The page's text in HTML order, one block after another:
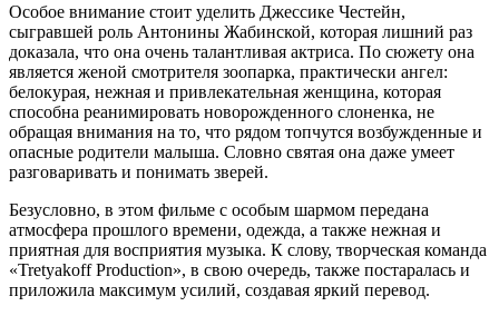
Особое внимание стоит уделить Джессике Честейн,
сыгравшей роль Антонины Жабинской, которая лишний раз
доказала, что она очень талантливая актриса. По сюжету она
является женой смотрителя зоопарка, практически ангел:
белокурая, нежная и привлекательная женщина, которая
способна реанимировать новорожденного слоненка, не
обращая внимания на то, что рядом топчутся возбужденные и
опасные родители малыша. Словно святая она даже умеет
разговаривать и понимать зверей.
Безусловно, в этом фильме с особым шармом передана
атмосфера прошлого времени, одежда, а также нежная и
приятная для восприятия музыка. К слову, творческая команда
«Tretyakoff Production», в свою очередь, также постаралась и
приложила максимум усилий, создавая яркий перевод.